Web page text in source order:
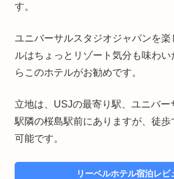
す。
ユニバーサルスタジオジャパンを
ルはちょっとリゾート気分も味わ
らこのホテルがお勧めです。
立地は、USJの最寄り駅、ユニバー
駅隣の桜島駅前にありますが、徒
可能です。
リーベルホテル宿泊レビ